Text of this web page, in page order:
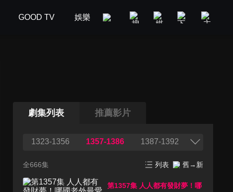
GOOD TV 娛樂 美食旅遊 新聞政論
劇集列表 推薦影片
1323-1356 1357-1386 1387-1392
全666集 列表 舊→新
第1357集 人人都有發財夢！哪